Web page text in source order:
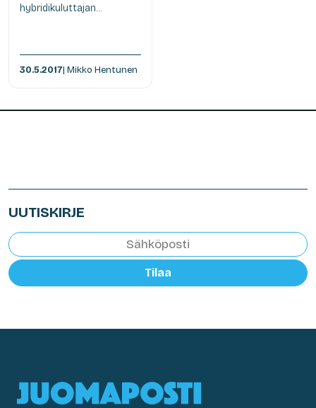
hybridikuluttajan...
30.5.2017| Mikko Hentunen
UUTISKIRJE
Tilaa